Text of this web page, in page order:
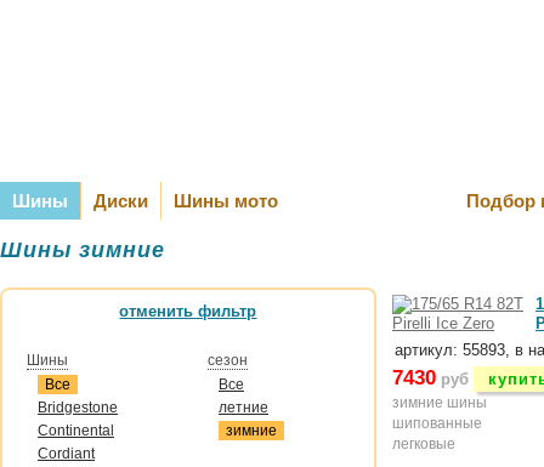
Шины Диски Шины мото Подбор
Шины зимние
отменить фильтр
Шины
Все
Bridgestone
Continental
Cordiant
сезон
Все
летние
зимние
артикул: 55893, в
7430 руб
зимние шины
шипованные
легковые